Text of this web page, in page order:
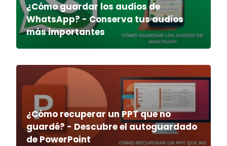
¿Cómo guardar los audios de
WhatsApp? - Conserva tus audios
más importantes
¿Cómo recuperar un PPT que no
guardé? - Descubre el autoguardado
de PowerPoint